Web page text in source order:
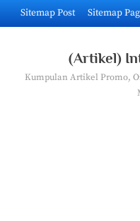
Skip
to
Sitemap Post Sitemap
(Artikel)
Kumpulan Artikel Promo,